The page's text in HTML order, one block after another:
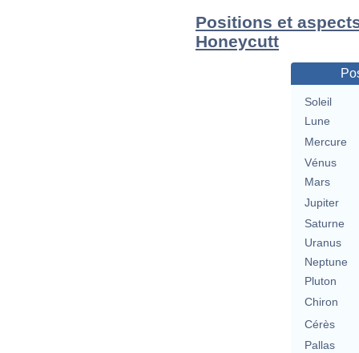
Positions et
Honeycutt
Soleil
Lune
Mercure
Vénus
Mars
Jupiter
Saturne
Uranus
Neptune
Pluton
Chiron
Cérès
Pallas